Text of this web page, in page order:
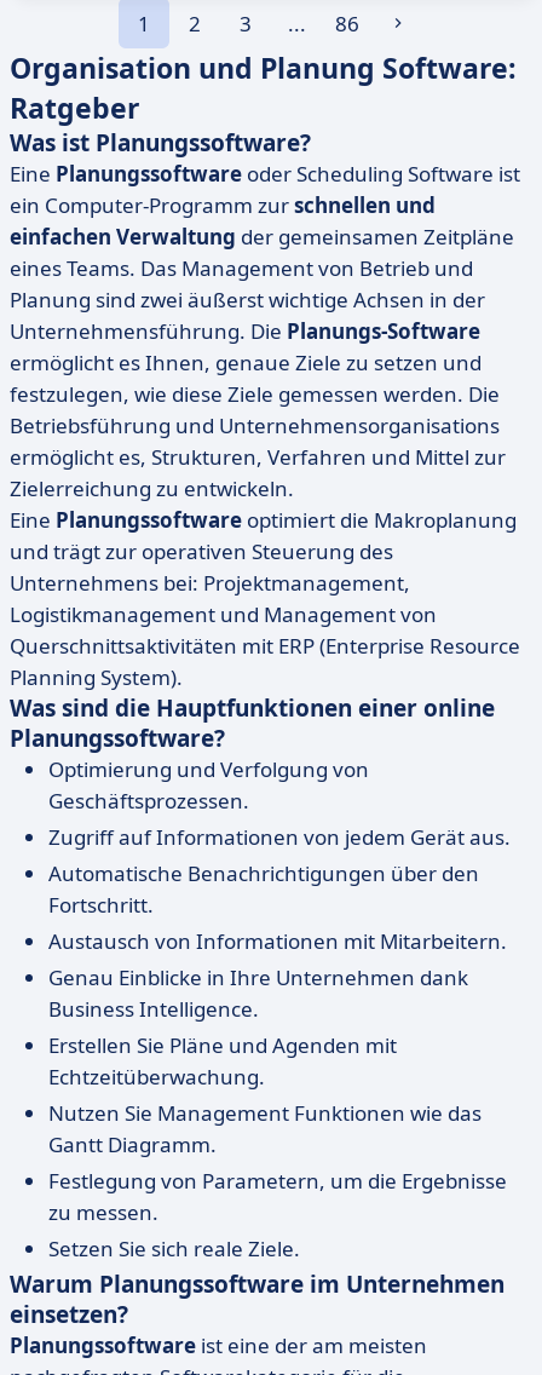
1 2 3 ... 86
Organisation und Planung Software:
Ratgeber
Was ist Planungssoftware?
Eine Planungssoftware oder Scheduling Software ist
ein Computer-Programm zurschnellen und
einfachen Verwaltung der gemeinsamen Zeitpläne
eines Teams. Das Management von Betrieb und
Planung sind zwei äußerst wichtige Achsen in der
Unternehmensführung. Die Planungs-Software
ermöglicht es Ihnen, genaue Ziele zu setzen und
festzulegen, wie diese Ziele gemessen werden. Die
Betriebsführung und Unternehmensorganisations
ermöglicht es, Strukturen, Verfahren und Mittel zur
Zielerreichung zu entwickeln.
Eine Planungssoftware optimiert die Makroplanung
und trägt zur operativen Steuerung des
Unternehmens bei: Projektmanagement,
Logistikmanagement und Management von
Querschnittsaktivitäten mit ERP (Enterprise Resource
Planning System).
Was sind die Hauptfunktionen einer online
Planungssoftware?
Optimierung und Verfolgung von
Geschäftsprozessen.
Zugriff auf Informationen von jedem Gerät aus.
Automatische Benachrichtigungen über den
Fortschritt.
Austausch von Informationen mit Mitarbeitern.
Genau Einblicke in Ihre Unternehmen dank
Business Intelligence.
Erstellen Sie Pläne und Agenden mit
Echtzeitüberwachung.
Nutzen Sie Management Funktionen wie das
Gantt Diagramm.
Festlegung von Parametern, um die Ergebnisse
zu messen.
Setzen Sie sich reale Ziele.
Warum Planungssoftware im Unternehmen
einsetzen?
Planungssoftware ist eine der am meisten